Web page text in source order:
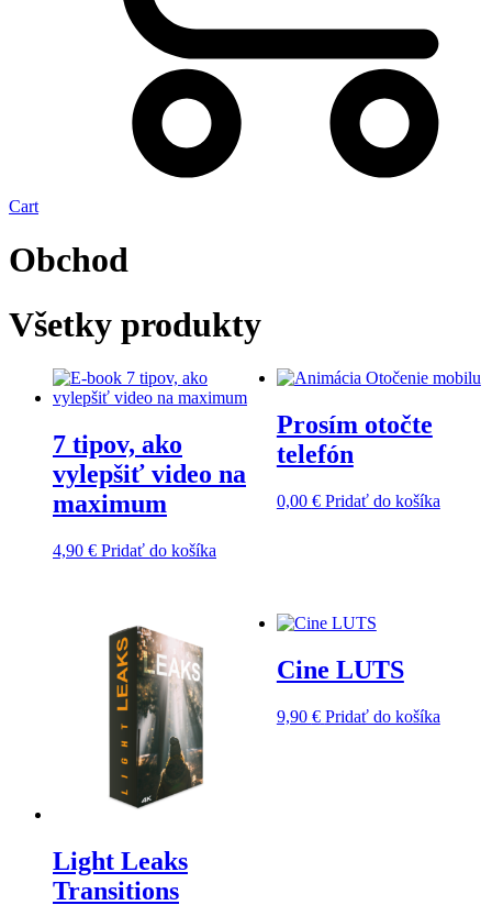
Cart
Obchod
Všetky produkty
7 tipov, ako
vylepšiť video na
maximum
4,90 € Pridať do košíka
Prosím otočte
telefón
0,00 € Pridať do košíka
Light Leaks
Transitions
Cine LUTS
9,90 € Pridať do košíka